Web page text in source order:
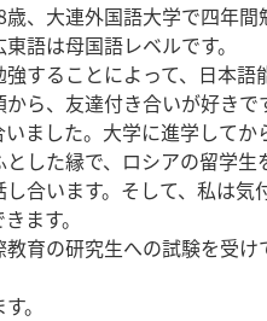
、大連外国語大学で四年
語は母国語レベルです。
することによって、日本語
ら、友達付き合いが好き
ました。大学に進学して
した縁で、ロシアの留学
合います。そして、私は
ます。
育の研究生への試験を受
。